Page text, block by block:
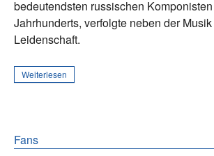
bedeutendsten russischen
Jahrhunderts, verfolgte neben der
Leidenschaft.
Weiterlesen
Fans